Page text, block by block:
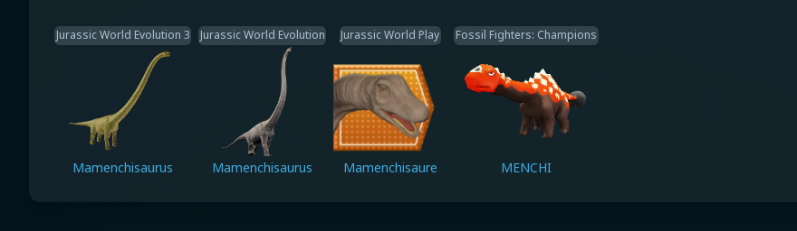
Jurassic World Evolution 3
Mamenchisaurus
Jurassic World Evolution
Mamenchisaurus
Jurassic World Play
Mamenchisaure
Fossil Fighters: Champions
MENCHI